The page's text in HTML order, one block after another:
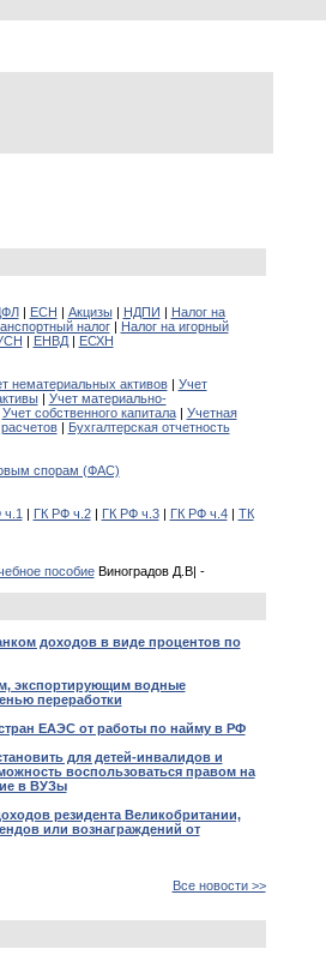
| ЕСН | Акцизы| НДПИ | Налог на
налог| Налог на игорный
| ЕНВД| ЕСХН
нематериальных активов| Учет
| Учет материально-
Учет собственного капитала| Учетная
| Бухгалтерская отчетность
спорам (ФАС)
ч.1 | ГК РФ ч.2| ГК РФ ч.3| ГК РФ ч.4| ТК
пособиеВиноградов Д.В| -
доходов в виде процентов по
экспортирующим водные
переработки
ЕАЭС от работы по найму в РФ
для детей-инвалидов и
воспользоваться правом на
в ВУЗы
резидента Великобритании,
или вознаграждений от
Все новости >>